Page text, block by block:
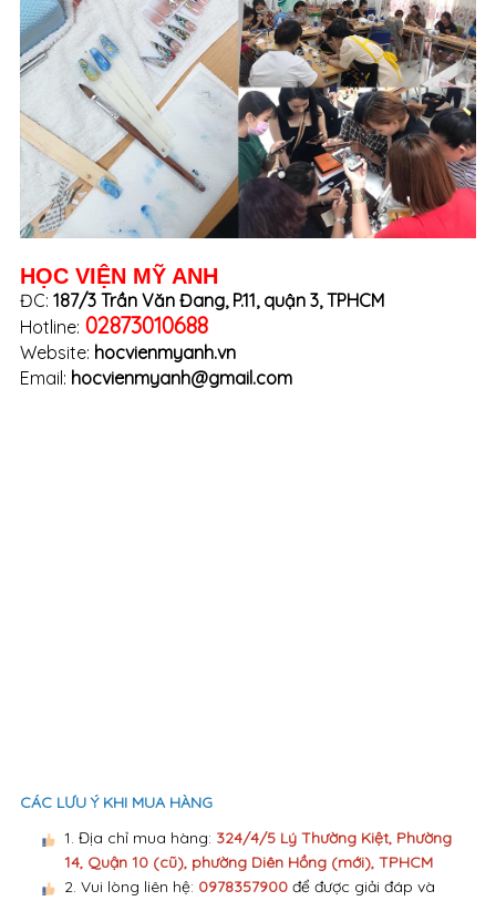
HỌC VIỆN MỸ ANH
ĐC: 187/3 Trần Văn Đang, P.11, quận 3, TPHCM
Hotline: 02873010688
Website: hocvienmyanh.vn
Email: hocvienmyanh@gmail.com
CÁC LƯU Ý KHI MUA HÀNG
1. Địa chỉ mua hàng: 324/4/5 Lý Thường Kiệt, Phường
14, Quận 10 (cũ), phường Diên Hồng (mới), TPHCM
2. Vui lòng liên hệ: 0978357900để được giải đáp và